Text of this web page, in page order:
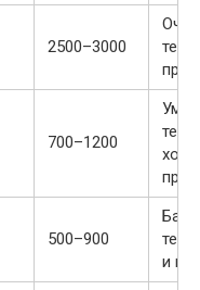
2500–3000
700–1200
500–900
и